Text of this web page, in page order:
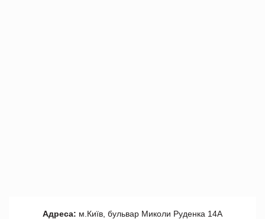
Адреса: м.Київ, бульвар Миколи Руденка 14А